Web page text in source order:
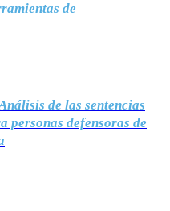
de
de las sentencias
personas defensoras de